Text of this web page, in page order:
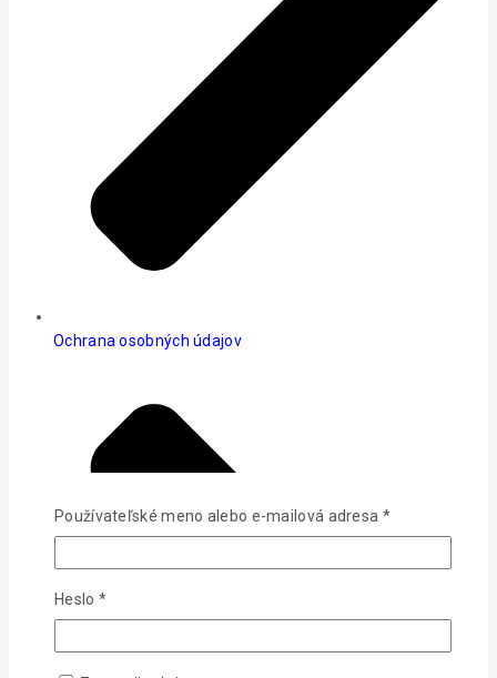
Ochrana osobných údajov
Používateľské meno alebo e-mailová adresa *
Heslo *